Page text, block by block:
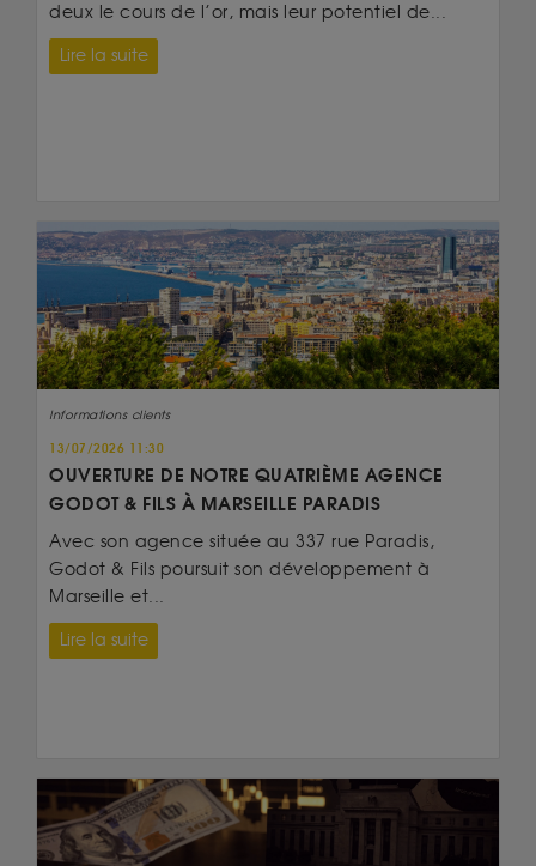
deux le cours de l’or, mais leur potentiel de...
Lire la suite
Informations clients
13/07/2026 11:30
OUVERTURE DE NOTRE QUATRIÈME AGENCE
GODOT & FILS À MARSEILLE PARADIS
Avec son agence située au 337 rue Paradis,
Godot & Fils poursuit son développement à
Marseille et...
Lire la suite